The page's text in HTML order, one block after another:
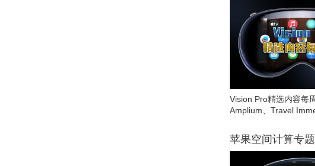
Vision Pro精选内容每
Amplium、Travel
苹果空间计算专题